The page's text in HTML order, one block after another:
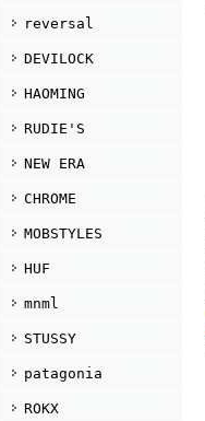
reversal
DEVILOCK
HAOMING
RUDIE'S
NEW ERA
CHROME
MOBSTYLES
HUF
mnml
STUSSY
patagonia
ROKX